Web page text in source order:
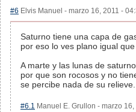
#6 Elvis Manuel - marzo 16, 2011 -
Saturno tiene una capa de
por eso lo ves plano igual que
A marte y las lunas de
por que son rocosos y no
se percibe nada de su relieve.
#6.1 Manuel E. Grullon - marzo